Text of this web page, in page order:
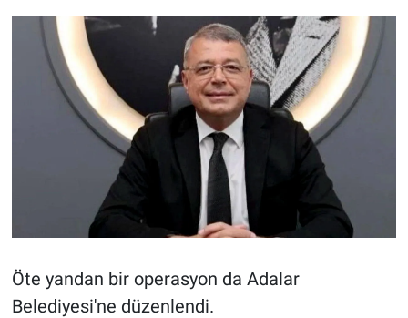
Öte yandan bir operasyon da Adalar
Belediyesi'ne düzenlendi.